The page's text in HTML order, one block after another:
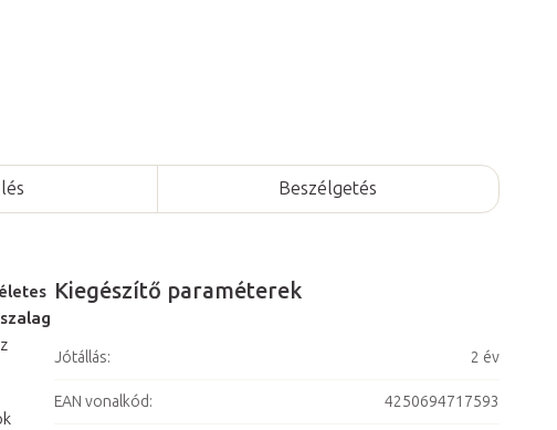
Beszélgetés
Kiegészítő paraméterek
Jótállás: 2 év
EAN vonalkód: 4250694717593